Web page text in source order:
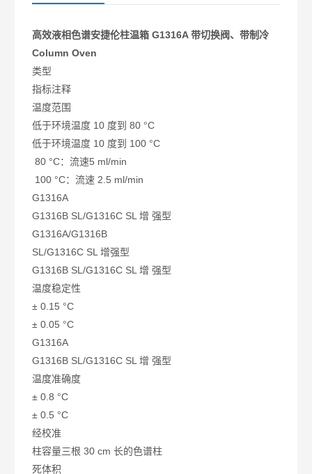
高效液相色谱安捷伦柱温箱 G1316A 带切换阀、带制冷
Column Oven
类型
指标注释
温度范围
低于环境温度 10 度到 80 °C
低于环境温度 10 度到 100 °C
80 °C：流速5 ml/min
100 °C：流速 2.5 ml/min
G1316A
G1316B SL/G1316C SL 增 强型
G1316A/G1316B
SL/G1316C SL 增强型
G1316B SL/G1316C SL 增 强型
温度稳定性
± 0.15 °C
± 0.05 °C
G1316A
G1316B SL/G1316C SL 增 强型
温度准确度
± 0.8 °C
± 0.5 °C
经校准
柱容量三根 30 cm 长的色谱柱
死体积